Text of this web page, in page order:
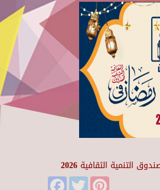
التنمية الثقافية 2026
FacebookTwitter